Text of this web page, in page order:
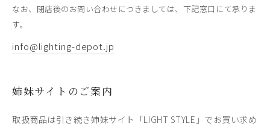
なお、閉店後のお問い合わせにつきましては、下記窓口にて承りま
す。
info@lighting-depot.jp
姉妹サイトのご案内
取扱商品は引き続き姉妹サイト「LIGHT STYLE」でお買い求め